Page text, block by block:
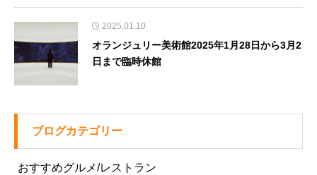
2025.01.10
オランジュリー美術館2025年1月28日から3月2
日まで臨時休館
ブログカテゴリー
おすすめグルメ/レストラン